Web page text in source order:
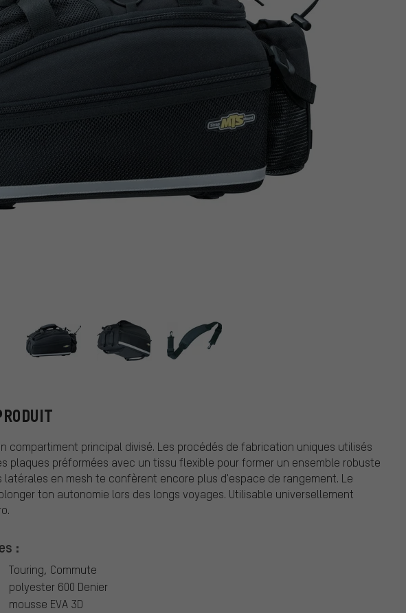
Topeak
compartiment principal divisé. Les procédés de fabrication uniques utilisés
plaques préformées avec un tissu flexible pour former un ensemble robuste
latérales en mesh te confèrent encore plus d'espace de rangement. Le
ton autonomie lors des longs voyages. Utilisable universellement
:
Touring, Commute
polyester 600 Denier
mousse EVA 3D